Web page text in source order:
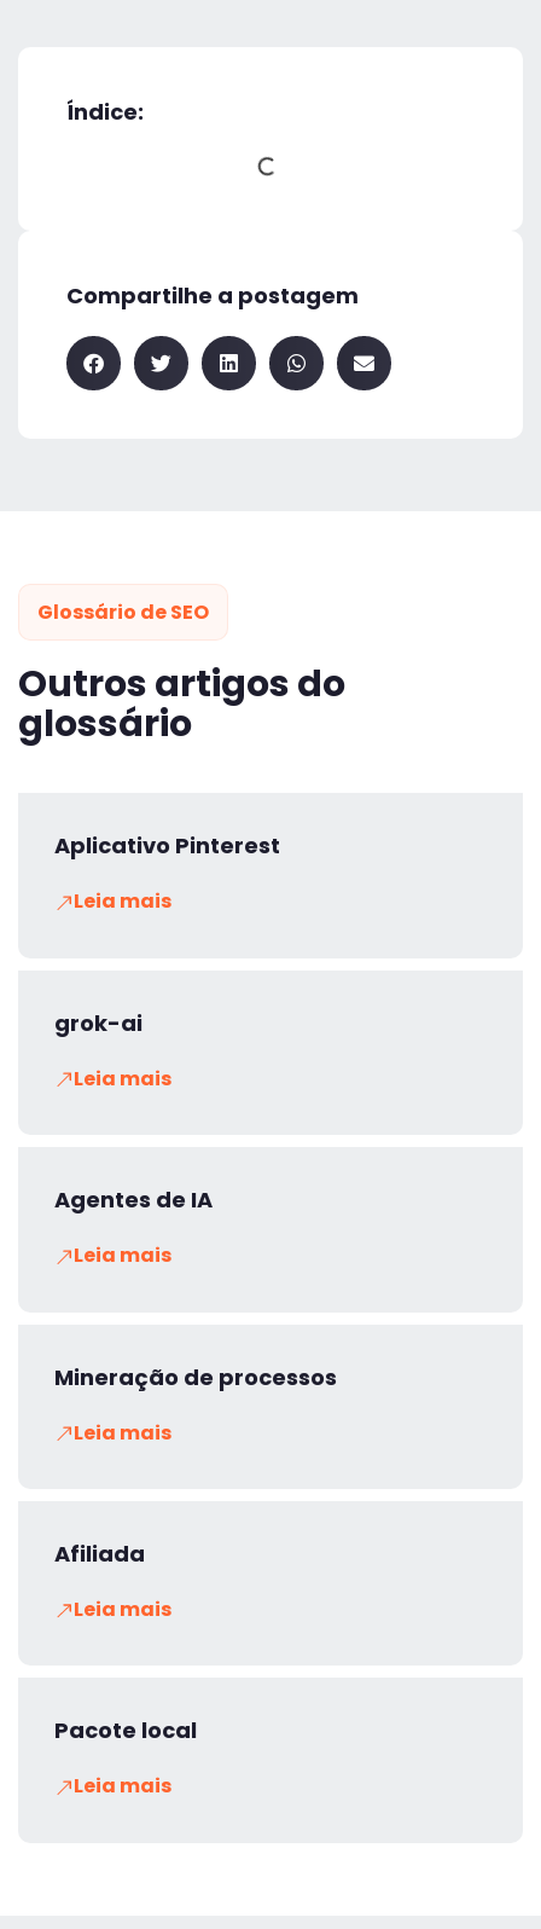
Índice:
Compartilhe a postagem
Glossário de SEO
Outros artigos do
glossário
Aplicativo Pinterest
Leia mais
grok-ai
Leia mais
Agentes de IA
Leia mais
Mineração de processos
Leia mais
Afiliada
Leia mais
Pacote local
Leia mais